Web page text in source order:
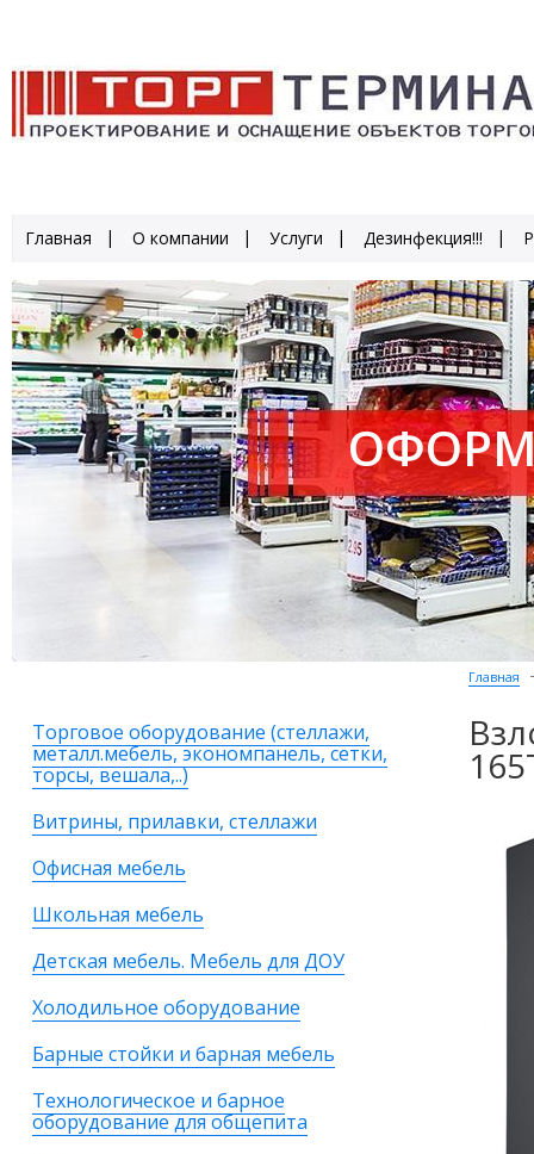
Главная О компании Услуги Дезинфекция!!!
Торговое оборудование (стеллажи,
металл.мебель, экономпанель, сетки,
торсы, вешала,..)
Витрины, прилавки, стеллажи
Офисная мебель
Школьная мебель
Детская мебель. Мебель для ДОУ
Холодильное оборудование
Барные стойки и барная мебель
Технологическое и барное
оборудование для общепита
Главная